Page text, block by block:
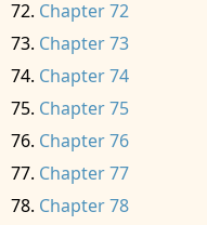
Chapter 72
Chapter 73
Chapter 74
Chapter 75
Chapter 76
Chapter 77
Chapter 78